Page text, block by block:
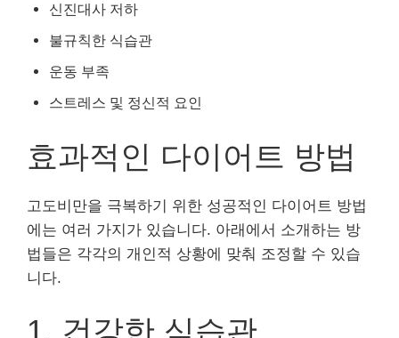
신진대사 저하
불규칙한 식습관
운동 부족
스트레스 및 정신적 요인
효과적인 다이어트 방법
고도비만을 극복하기 위한 성공적인 다이어트 방법
에는 여러 가지가 있습니다. 아래에서 소개하는 방
법들은 각각의 개인적 상황에 맞춰 조정할 수 있습
니다.
1. 건강한 식습관